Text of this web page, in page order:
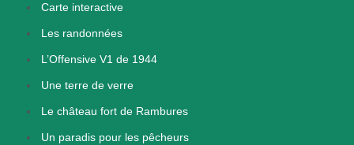
Carte interactive
Les randonnées
L’Offensive V1 de 1944
Une terre de verre
Le château fort de Rambures
Un paradis pour les pêcheurs